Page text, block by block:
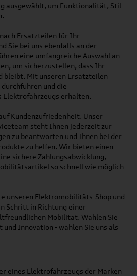
ausgewählt, um Funktionalität, Stil
Ersatzteilen für Ihr
Sie bei uns ebenfalls an der
eine umfangreiche Auswahl an
um sicherzustellen, dass Ihr
bleibt. Mit unseren Ersatzteilen
und die
erhalten.
Kundenzufriedenheit. Unser
steht Ihnen jederzeit zur
zu beantworten und Ihnen bei der
zu helfen. Wir bieten einen
sichere Zahlungsabwicklung,
so schnell wie möglich
unseren Elektromobilitäts-Shop und
Schritt in Richtung einer
Mobilität. Wählen Sie
Innovation - wählen Sie uns als
eines Elektrofahrzeugs der Marken